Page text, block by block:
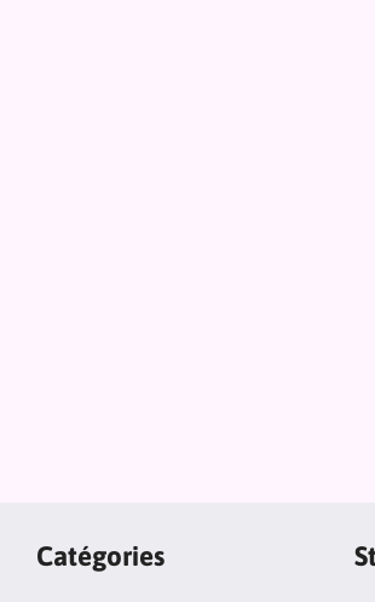
Catégories